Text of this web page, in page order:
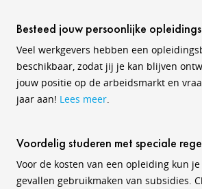
Besteed jouw persoonlijke
Veel werkgevers hebben een
beschikbaar, zodat jij je kan blijven
jouw positie op de arbeidsmarkt en
jaar aan! Lees meer.
Voordelig studeren met speciale
Voor de kosten van een opleiding kun
gevallen gebruikmaken van subsidies.